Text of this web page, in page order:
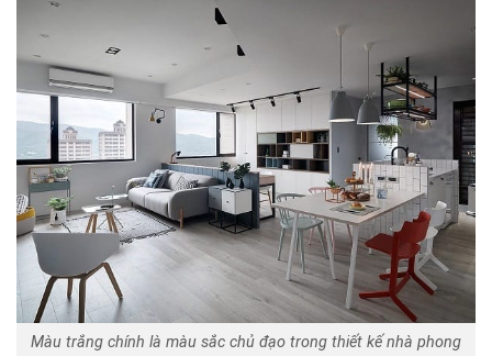
Màu trắng chính là màu sắc chủ đạo trong thiết kế nhà phong